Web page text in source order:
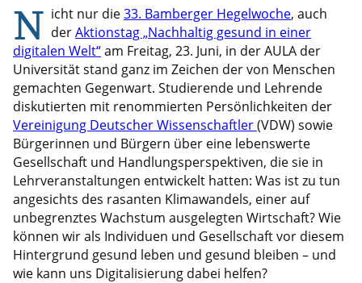
N icht nur die33. Bamberger Hegelwoche, auch
derAktionstag „Nachhaltig gesund in einer
digitalen Welt“am Freitag, 23. Juni, in der AULA der
Universität stand ganz im Zeichen der von Menschen
gemachten Gegenwart. Studierende und Lehrende
diskutierten mit renommierten Persönlichkeiten der
Vereinigung Deutscher Wissenschaftler(VDW) sowie
Bürgerinnen und Bürgern über eine lebenswerte
Gesellschaft und Handlungsperspektiven, die sie in
Lehrveranstaltungen entwickelt hatten: Was ist zu tun
angesichts des rasanten Klimawandels, einer auf
unbegrenztes Wachstum ausgelegten Wirtschaft? Wie
können wir als Individuen und Gesellschaft vor diesem
Hintergrund gesund leben und gesund bleiben – und
wie kann uns Digitalisierung dabei helfen?